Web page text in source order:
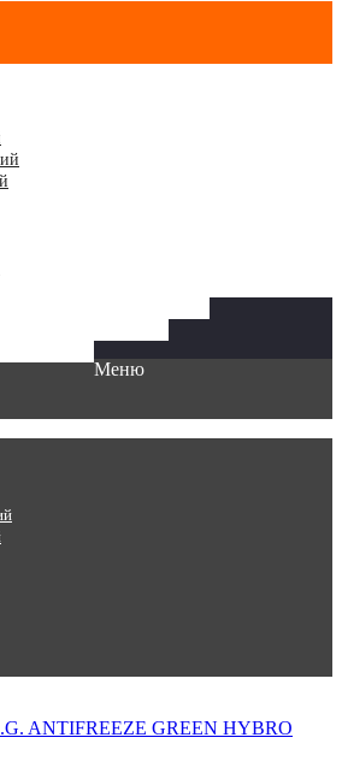
Меню
ANTIFREEZE GREEN HYBRO